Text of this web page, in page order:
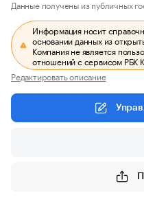
Данные получены из публичных
Информация носит
основании данных из
Компания не является
отношений с сервисом РБК
Редактировать описание